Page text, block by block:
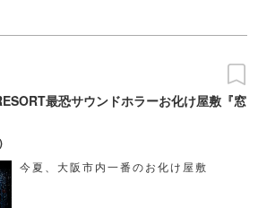
最恐サウンドホラーお化け屋敷『窓
今夏、大阪市内一番のお化け屋敷